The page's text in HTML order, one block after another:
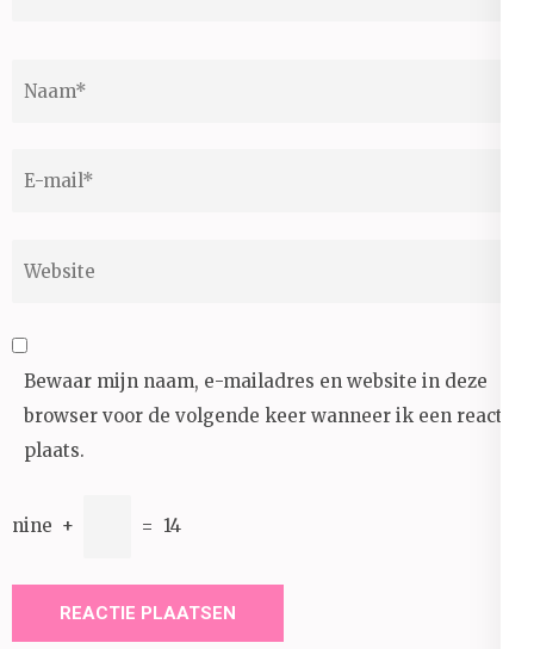
Bewaar mijn naam, e-mailadres en website in deze
browser voor de volgende keer wanneer ik een reactie
plaats.
nine + = 14